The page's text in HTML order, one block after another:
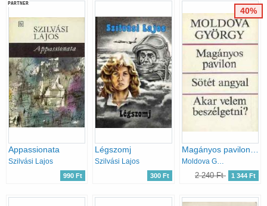
PARTNER
Appassionata
Szilvási Lajos
990 Ft
Légszomj
Szilvási Lajos
300 Ft
Magányos pavilon-Sötét angyal-Akar velem beszélgetni?
Moldova György
2 240 Ft 1 344 Ft
40%